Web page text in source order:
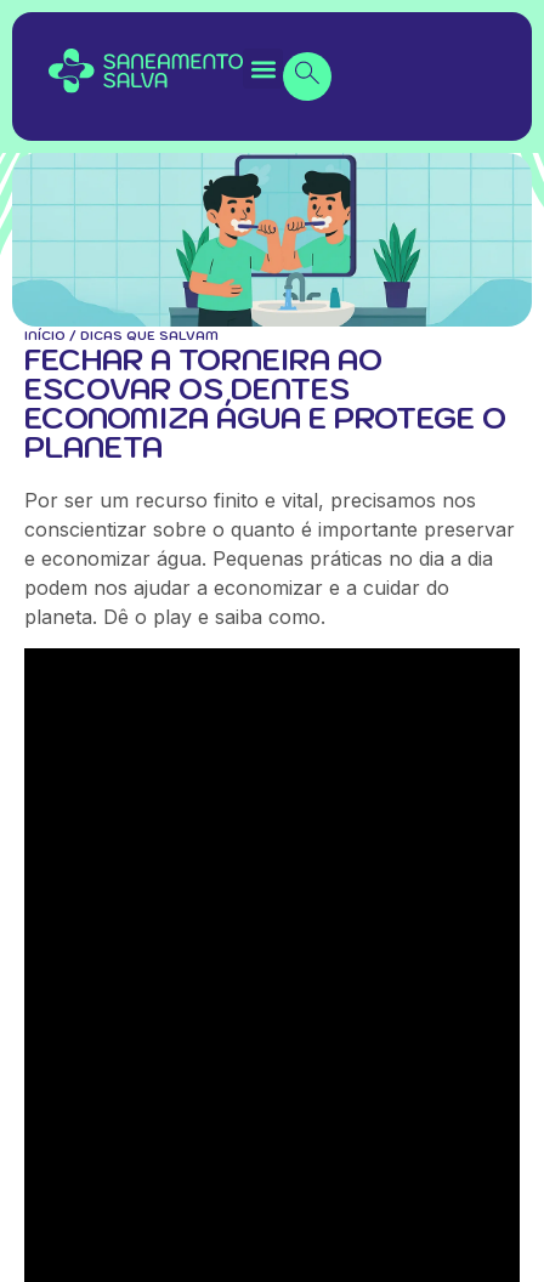
INÍCIO / DICAS QUE SALVAM
FECHAR A TORNEIRA AO
ESCOVAR OS DENTES
ECONOMIZA ÁGUA E PROTEGE O
PLANETA
Por ser um recurso finito e vital, precisamos nos
conscientizar sobre o quanto é importante preservar
e economizar água. Pequenas práticas no dia a dia
podem nos ajudar a economizar e a cuidar do
planeta. Dê o play e saiba como.